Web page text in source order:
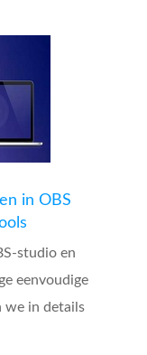
in OBS
studio en
eenvoudige
we in details